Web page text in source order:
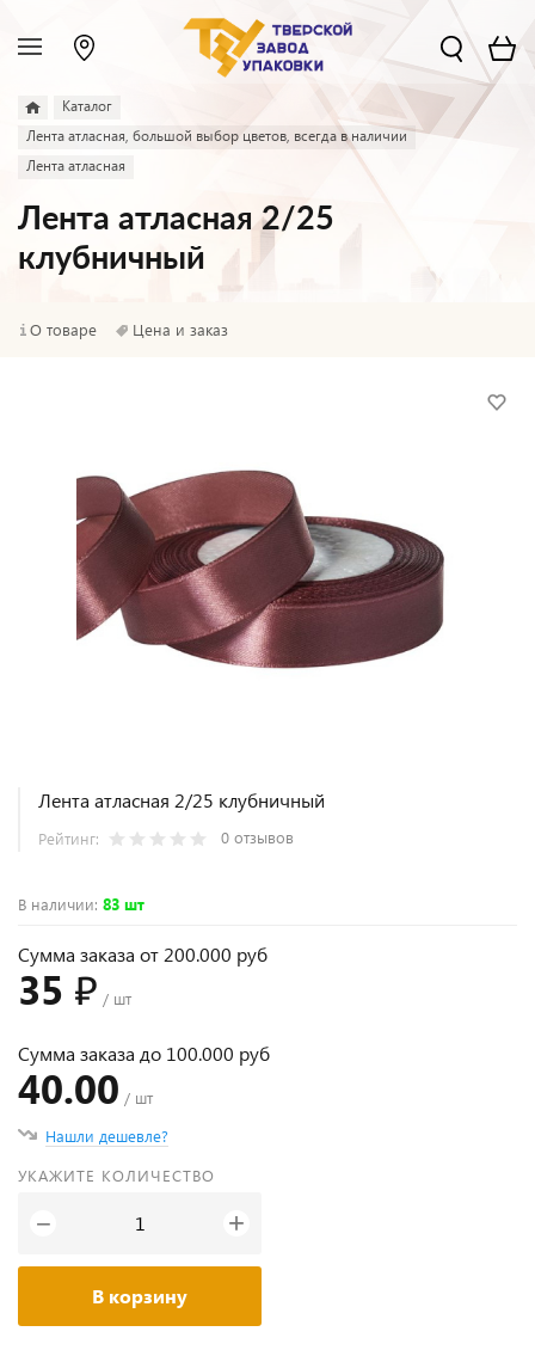
Каталог
Лента атласная, большой выбор цветов, всегда в наличии
Лента атласная
Лента атласная 2/25
клубничный
О товаре Цена и заказ
Лента атласная 2/25 клубничный
Рейтинг: 0 отзывов
В наличии: 83 шт
Сумма заказа от 200.000 руб
35 ₽ / шт
Сумма заказа до 100.000 руб
40.00 / шт
Нашли дешевле?
УКАЖИТЕ КОЛИЧЕСТВО
− +
В корзину